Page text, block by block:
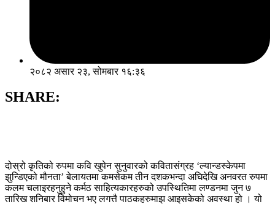
२०८२ असार २३, सोमबार १६:३६
SHARE:
दोस्रो कृतिको रुपमा कवि खुपेन सुनुवारको कवितासंग्रह ‘ल्यान्डस्केपमा
झुन्डिएको मौनता’ बेलायतमा कमसेकम तीन दशकभन्दा अघिदेखि अनवरत रुपमा
कलम चलाइरहनुहुने कर्मठ साहित्यकारहरुको उपस्थितिमा लण्डनमा जुन ७
तारिख शनिबार विमोचन भए लगत्तै पाठकहरुमाझ आइसकेको अवस्था हो । यो